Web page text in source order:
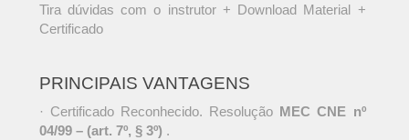
Tira dúvidas com o instrutor + Download Material +
Certificado
PRINCIPAIS VANTAGENS
· Certificado Reconhecido. Resolução MEC CNE nº
04/99 – (art. 7º, § 3º) .